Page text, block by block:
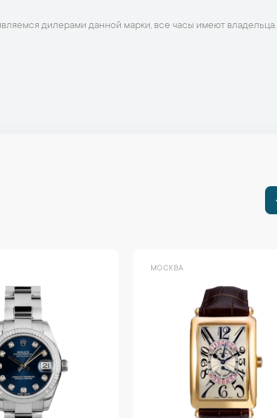
дилерами данной марки, все часы имеют владельца.
МОСКВА